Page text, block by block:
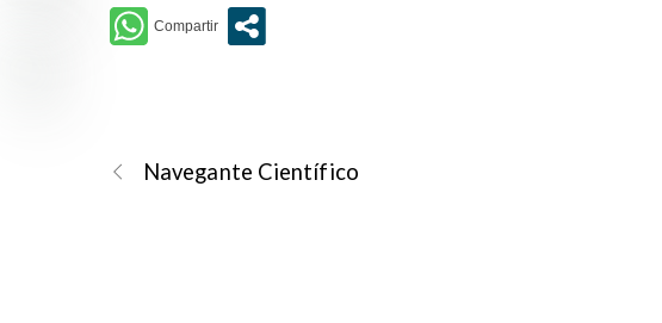
Navegante Científico